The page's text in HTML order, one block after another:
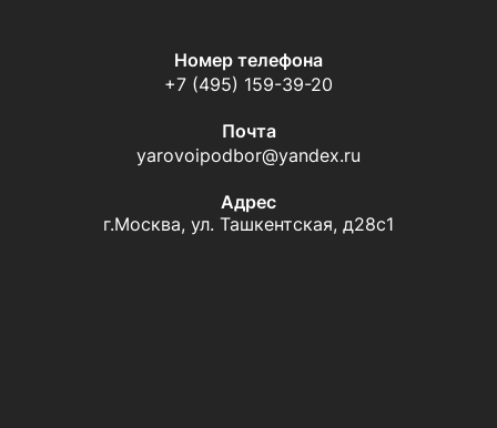
Номер телефона
+7 (495) 159-39-20
Почта
yarovoipodbor@yandex.ru
Адрес
г.Москва, ул. Ташкентская, д28с1